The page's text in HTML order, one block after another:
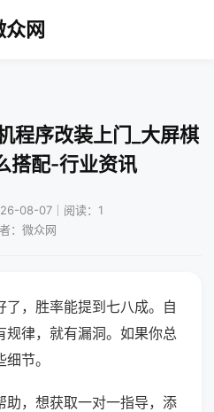
众网
程序改装上门_大屏棋
搭配-行业资讯
08-07｜阅读：1
：微众网
，胜率能提到七八成。自
规律，就有漏洞。如果你总
节。
助，想获取一对一指导，添